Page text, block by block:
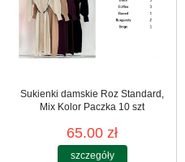
Sukienki damskie Roz Standard,
Mix Kolor Paczka 10 szt
65.00 zł
szczegóły